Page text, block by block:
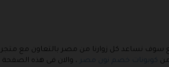
سوف نساعد كل زوارنا من مصر بالتعاون مع متجر
كوبونات خصم نون مصر ، والان فى هذه الصفحة